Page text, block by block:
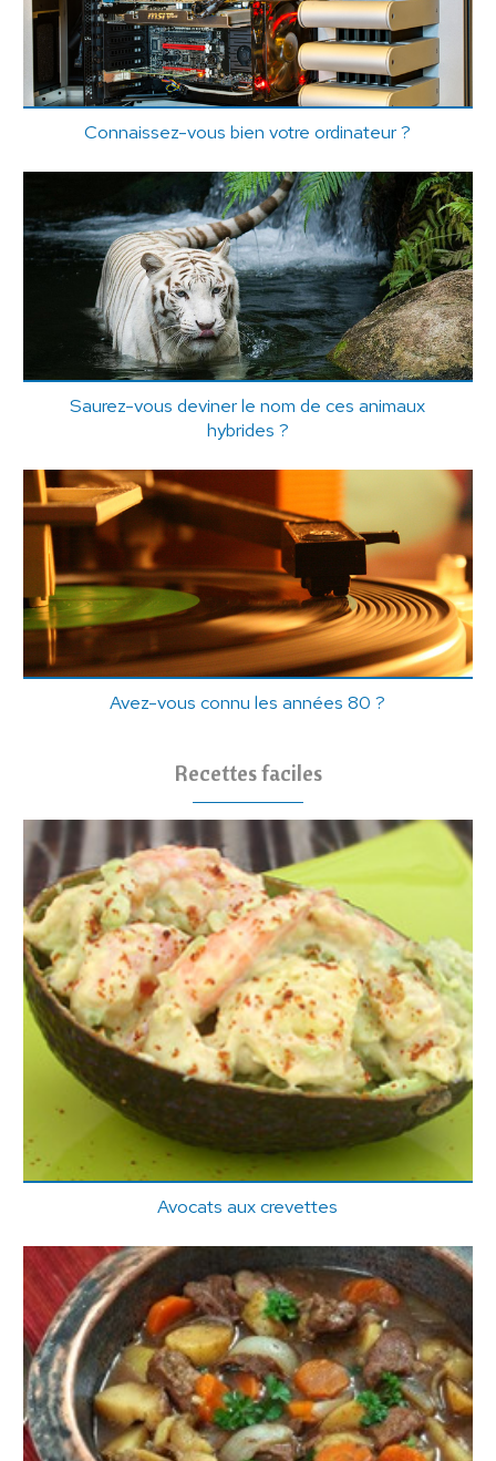
Connaissez-vous bien votre ordinateur ?
Saurez-vous deviner le nom de ces animaux
hybrides ?
Avez-vous connu les années 80 ?
Recettes faciles
Avocats aux crevettes